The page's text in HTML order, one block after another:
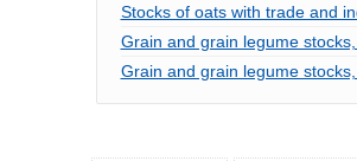
Stocks of oats with trade and
Grain and grain legume
Grain and grain legume